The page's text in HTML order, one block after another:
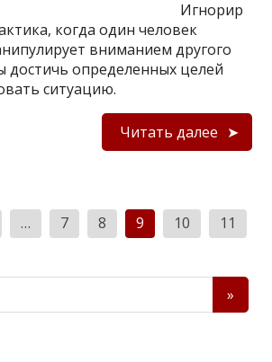
Игнорир
когда один человек
вниманием другого
достичь определенных целей
ситуацию.
Читать далее
… 7 8 9 10
11